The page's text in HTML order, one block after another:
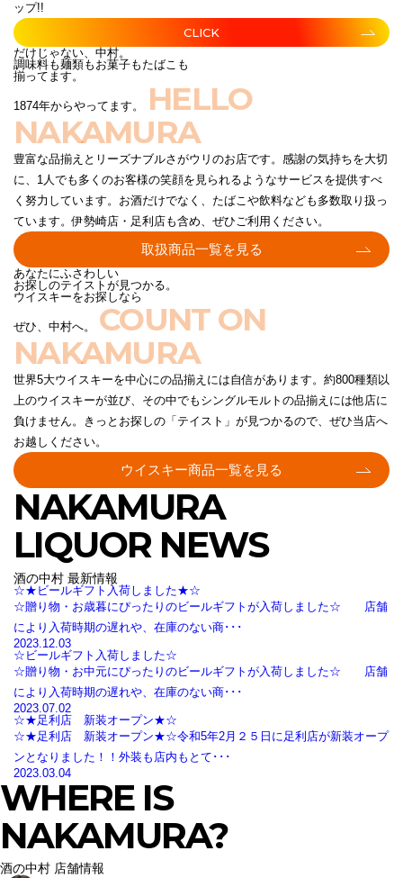
ップ!!
CLICK
だけじゃない、中村。
調味料も麺類もお菓子もたばこも
揃ってます。
1874年からやってます。
HELLO
NAKAMURA
豊富な品揃えとリーズナブルさがウリのお店です。感謝の気持ちを大切
に、1人でも多くのお客様の笑顔を見られるようなサービスを提供すべ
く努力しています。お酒だけでなく、たばこや飲料なども多数取り扱っ
ています。伊勢崎店・足利店も含め、ぜひご利用ください。
取扱商品一覧を見る
あなたにふさわしい
お探しのテイストが見つかる。
ウイスキーをお探しなら
ぜひ、中村へ。 COUNT ON
NAKAMURA
世界5大ウイスキーを中心にの品揃えには自信があります。約800種類以
上のウイスキーが並び、その中でもシングルモルトの品揃えには他店に
負けません。きっとお探しの「テイスト」が見つかるので、ぜひ当店へ
お越しください。
ウイスキー商品一覧を見る
NAKAMURA
LIQUOR NEWS
酒の中村 最新情報
☆★ビールギフト入荷しました★☆
☆贈り物・お歳暮にぴったりのビールギフトが入荷しました☆ 店舗
により入荷時期の遅れや、在庫のない商･･･
2023.12.03
☆ビールギフト入荷しました☆
☆贈り物・お中元にぴったりのビールギフトが入荷しました☆ 店舗
により入荷時期の遅れや、在庫のない商･･･
2023.07.02
☆★足利店 新装オープン★☆
☆★足利店 新装オープン★☆令和5年2月２５日に足利店が新装オープ
ンとなりました！！外装も店内もとて･･･
2023.03.04
WHERE IS
NAKAMURA?
酒の中村 店舗情報